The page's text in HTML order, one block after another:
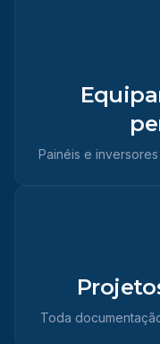
Painéis e
Toda